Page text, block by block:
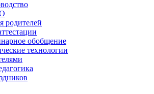
родителей
обобщение
технологии